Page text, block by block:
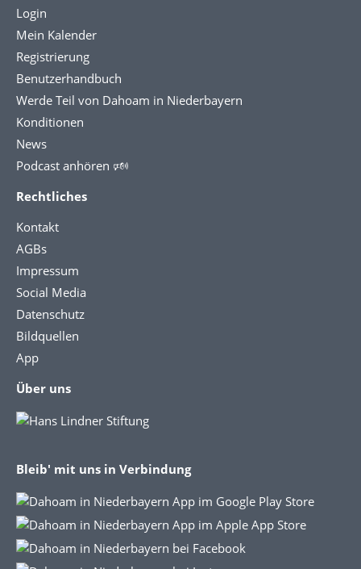
Login
Mein Kalender
Registrierung
Benutzerhandbuch
Werde Teil von Dahoam in Niederbayern
Konditionen
News
Podcast anhören 🕬
Rechtliches
Kontakt
AGBs
Impressum
Social Media
Datenschutz
Bildquellen
App
Über uns
Bleib' mit uns in Verbindung